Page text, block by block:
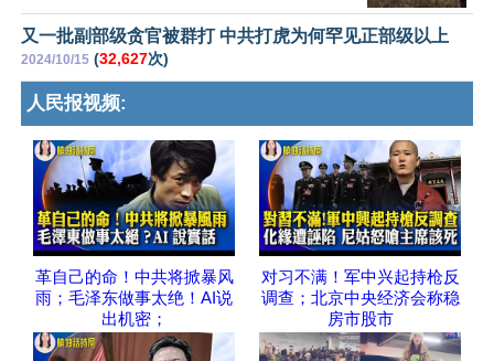
又一批副部级贪官被群打 中共打虎为何罕见正部级以上
2024/10/15 (32,627次)
人民报视频:
革自己的命！中共将掀暴风
雨；毛泽东做事太绝！AI说
出机密；
对习不满！军中兴起持枪反
调查；北京中央经济会称稳
房市股市